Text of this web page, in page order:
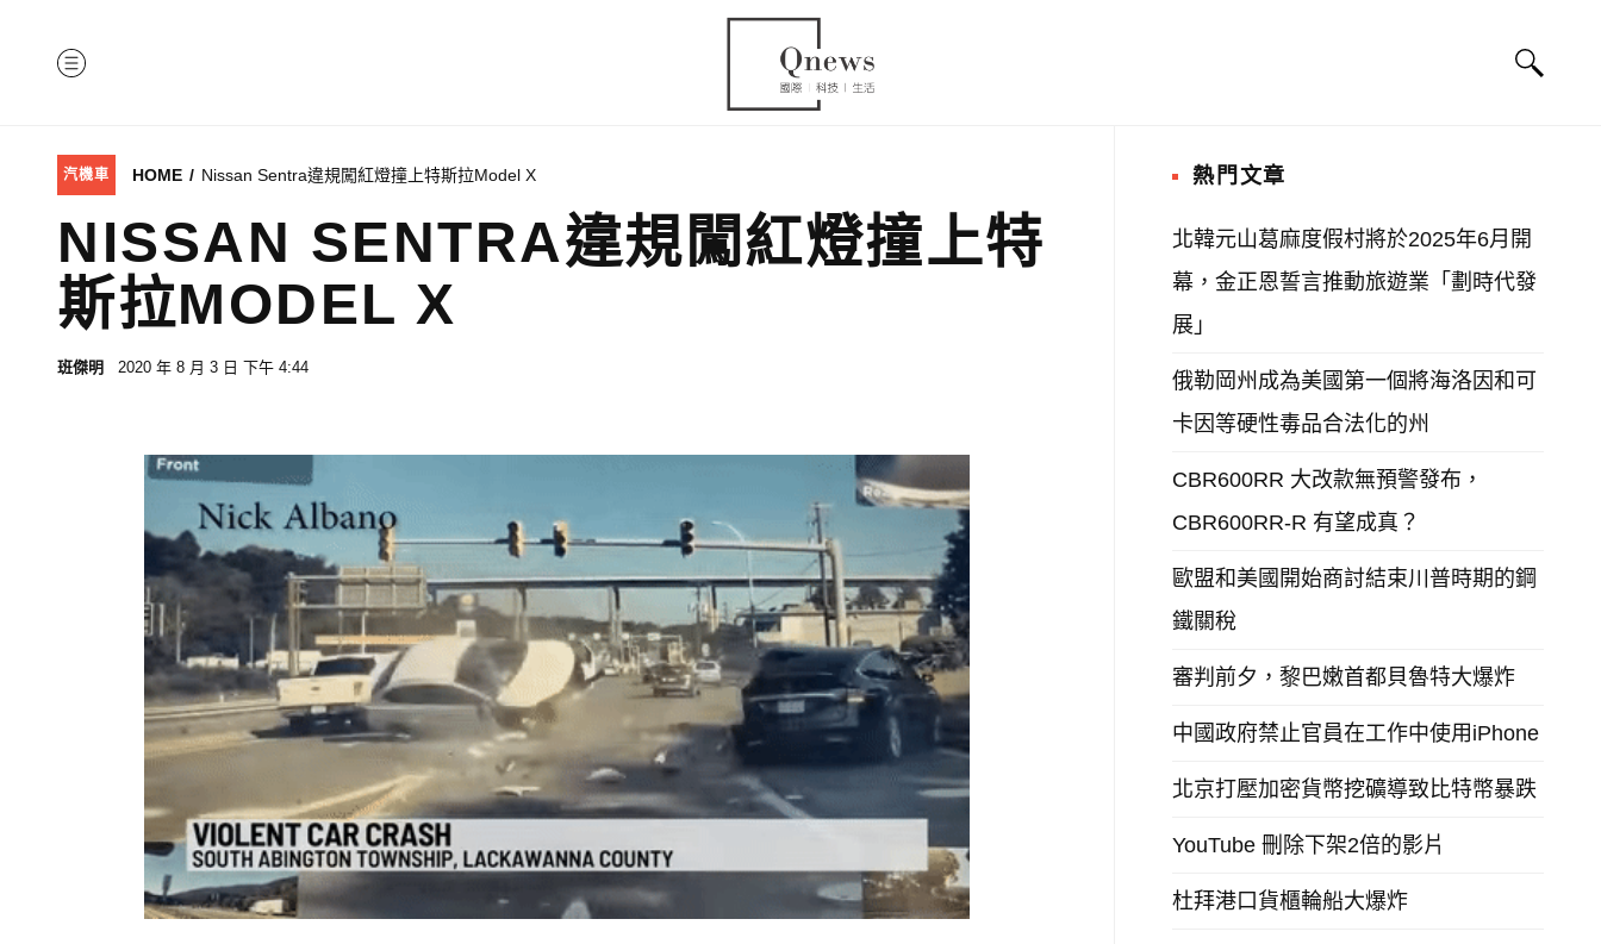
MENU
汽機車 HOME Nissan Sentra違規闖紅燈撞上特斯拉Model X
NISSAN SENTRA違規闖紅燈撞上特
斯拉MODEL X
班傑明 2020 年 8 月 3 日 下午 4:44
熱門文章
北韓元山葛麻度假村將於2025年6月開
幕，金正恩誓言推動旅遊業「劃時代發
展」
俄勒岡州成為美國第一個將海洛因和可
卡因等硬性毒品合法化的州
CBR600RR 大改款無預警發布，
CBR600RR-R 有望成真？
歐盟和美國開始商討結束川普時期的鋼
鐵關稅
審判前夕，黎巴嫩首都貝魯特大爆炸
中國政府禁止官員在工作中使用iPhone
北京打壓加密貨幣挖礦導致比特幣暴跌
YouTube 刪除下架2倍的影片
杜拜港口貨櫃輪船大爆炸